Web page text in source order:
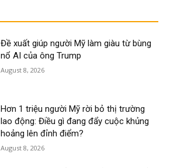
Đề xuất giúp người Mỹ làm giàu từ bùng
nổ AI của ông Trump
August 8, 2026
Hơn 1 triệu người Mỹ rời bỏ thị trường
lao động: Điều gì đang đẩy cuộc khủng
hoảng lên đỉnh điểm?
August 8, 2026